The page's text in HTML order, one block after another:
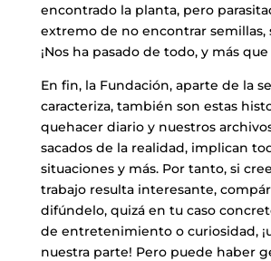
encontrado la planta, pero
extremo de no encontrar semillas,
¡Nos ha pasado de todo, y más que
En fin, la Fundación, aparte de la
caracteriza, también son estas
quehacer diario y nuestros
sacados de la realidad, implican
situaciones y más. Por tanto, si
trabajo resulta interesante,
difúndelo, quizá en tu caso
de entretenimiento o curiosidad,
nuestra parte! Pero puede haber